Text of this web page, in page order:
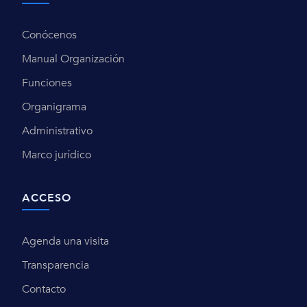
Conócenos
Manual Organización
Funciones
Organigrama
Administrativo
Marco jurídico
ACCESO
Agenda una visita
Transparencia
Contacto